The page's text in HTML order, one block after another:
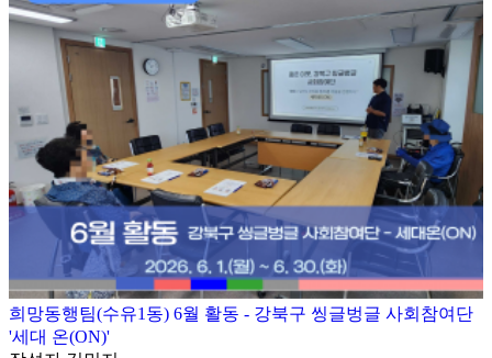
희망동행팀(수유1동) 6월 활동 - 강북구 씽글벙글 사회참여단
'세대 온(ON)'